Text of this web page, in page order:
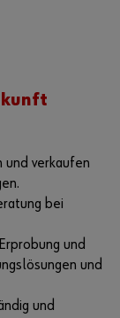
und verkaufen
bei
und
und
und